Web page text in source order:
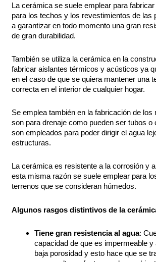
La cerámica se suele emplear para
para los techos y los revestimientos de las
a garantizar en todo momento una gran
de gran durabilidad.
También se utiliza la cerámica en la
fabricar aislantes térmicos y acústicos ya
en el caso de que se quiera mantener una
correcta en el interior de cualquier hogar.
Se emplea también en la fabricación de los
son para drenaje como pueden ser tubos o
son empleados para poder dirigir el agua
estructuras.
La cerámica es resistente a la corrosión y
esta misma razón se suele emplear para
terrenos que se consideran húmedos.
Algunos rasgos distintivos de la
Tiene gran resistencia al agua:
capacidad de que es impermeable y
baja porosidad y esto hace que se